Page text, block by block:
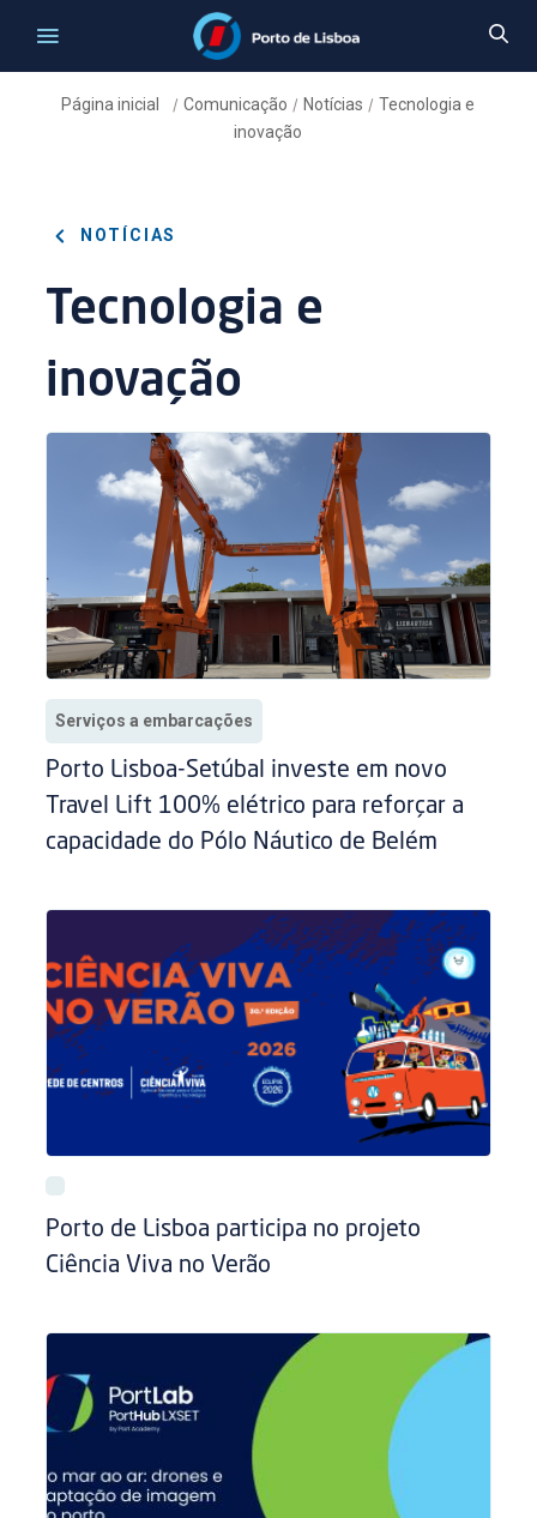
Página inicial /Comunicação / Notícias / Tecnologia e
inovação
NOTÍCIAS
Tecnologia e
inovação
Serviços a embarcações
Porto Lisboa-Setúbal investe em novo
Travel Lift 100% elétrico para reforçar a
capacidade do Pólo Náutico de Belém
Porto de Lisboa participa no projeto
Ciência Viva no Verão